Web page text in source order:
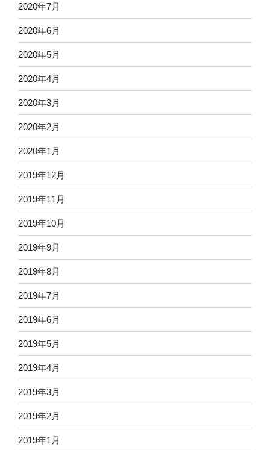
2020年7月
2020年6月
2020年5月
2020年4月
2020年3月
2020年2月
2020年1月
2019年12月
2019年11月
2019年10月
2019年9月
2019年8月
2019年7月
2019年6月
2019年5月
2019年4月
2019年3月
2019年2月
2019年1月